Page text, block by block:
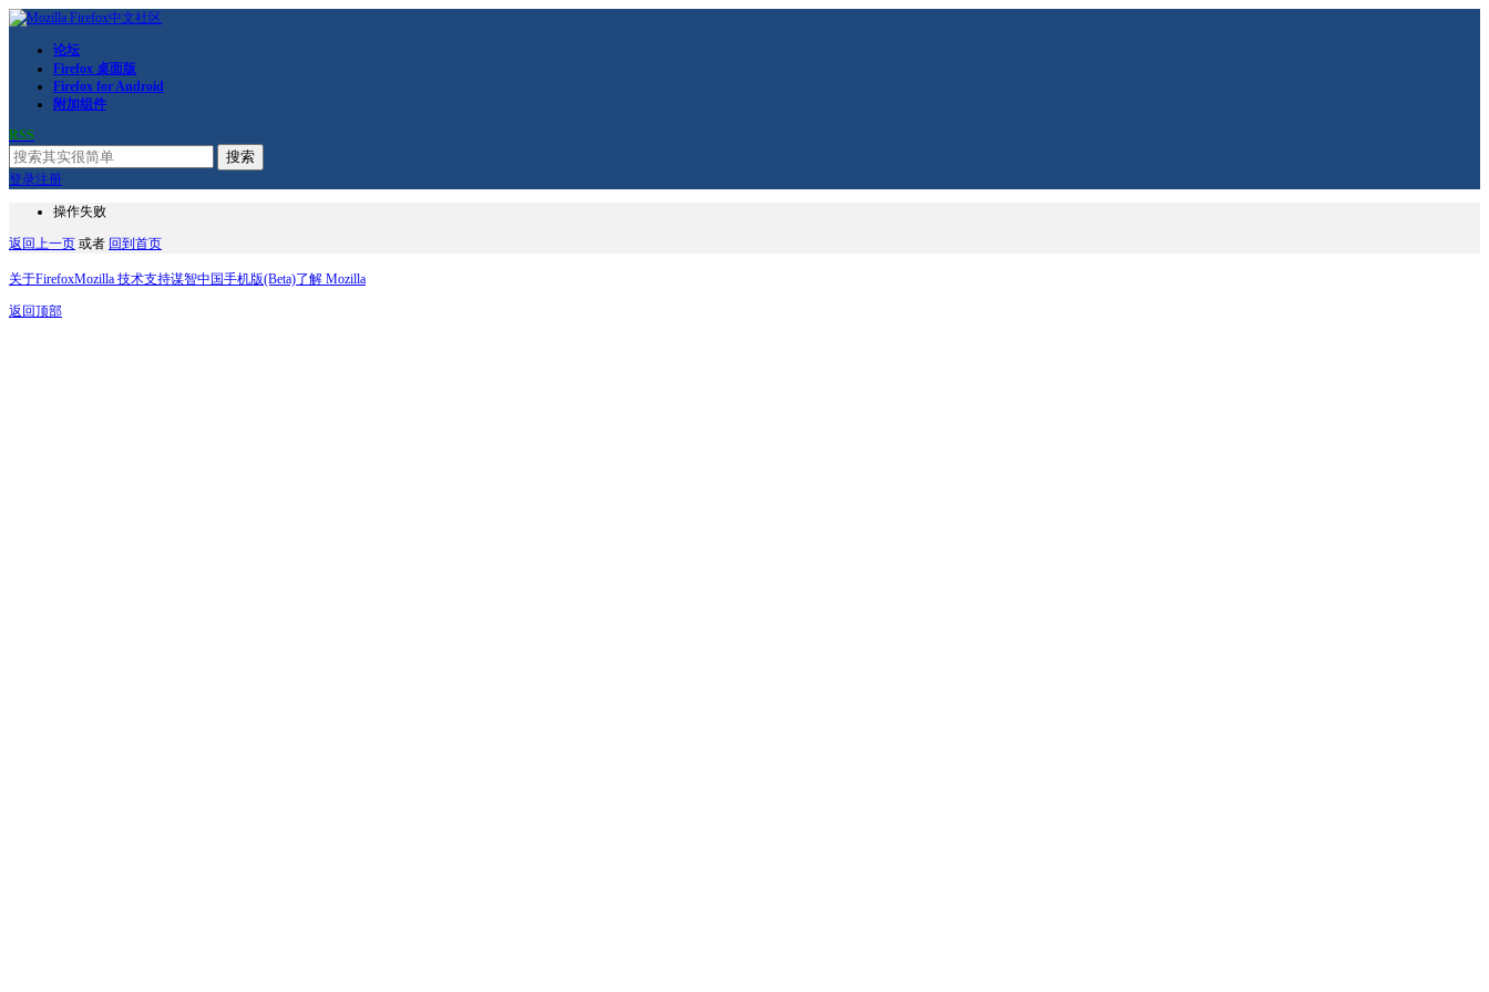
论坛
Firefox 桌面版
Firefox for Android
附加组件
RSS
搜索
登录注册
操作失败
返回上一页 或者 回到首页
关于FirefoxMozilla 技术支持谋智中国手机版(Beta)了解 Mozilla
返回顶部